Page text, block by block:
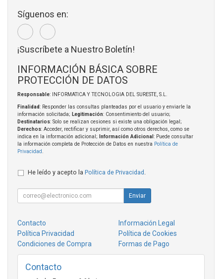
Síguenos en:
¡Suscríbete a Nuestro Boletín!
INFORMACIÓN BÁSICA SOBRE
PROTECCIÓN DE DATOS
Responsable: INFORMATICA Y TECNOLOGIA DEL SURESTE, S.L.
Finalidad: Responder las consultas planteadas por el usuario y enviarle la
información solicitada; Legitimación: Consentimiento del usuario;
Destinatarios: Solo se realizan cesiones si existe una obligación legal;
Derechos: Acceder, rectificar y suprimir, así como otros derechos, como se
indica en la información adicional;
Información Adicional : Puede consultar
la información completa de Protección de Datos en nuestra Política de
Privacidad
He leído y acepto la Política de Privacidad
Enviar
Contacto
Información Legal
Política Privacidad
Política de Cookies
Condiciones de Compra
Formas de Pago
Contacto